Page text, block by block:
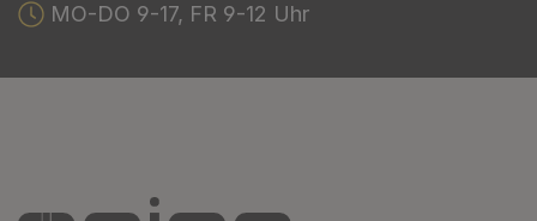
MO-DO 9-17, FR 9-12 Uhr